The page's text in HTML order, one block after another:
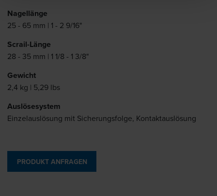
Nagellänge
25 - 65 mm | 1 - 2 9/16"
Scrail-Länge
28 - 35 mm | 1 1/8 - 1 3/8"
Gewicht
2,4 kg | 5,29 lbs
Auslösesystem
Einzelauslösung mit Sicherungsfolge, Kontaktauslösung
PRODUKT ANFRAGEN